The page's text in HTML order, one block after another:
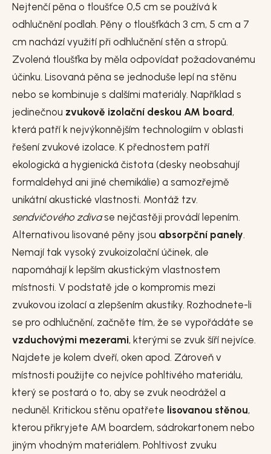
Nejtenčí pěna o tloušťce 0,5 cm se používá k
odhlučnění podlah. Pěny o tloušťkách 3 cm, 5 cm a 7
cm nachází využití při odhlučnění stěn a stropů.
Zvolená tloušťka by měla odpovídat požadovanému
účinku. Lisovaná pěna se jednoduše lepí na stěnu
nebo se kombinuje s dalšími materiály. Například s
jedinečnou zvukově izolační deskou AM board ,
která patří k nejvýkonnějším technologiím v oblasti
řešení zvukové izolace. K přednostem patří
ekologická a hygienická čistota (desky neobsahují
formaldehyd ani jiné chemikálie) a samozřejmě
unikátní akustické vlastnosti. Montáž tzv.
sendvičového zdivase nejčastěji provádí lepením.
Alternativou lisované pěny jsou absorpční panely.
Nemají tak vysoký zvukoizolační účinek, ale
napomáhají k lepším akustickým vlastnostem
místnosti. V podstatě jde o kompromis mezi
zvukovou izolací a zlepšením akustiky. Rozhodnete-li
se pro odhlučnění, začněte tím, že se vypořádáte se
vzduchovými mezerami, kterými se zvuk šíří nejvíce.
Najdete je kolem dveří, oken apod. Zároveň v
místnosti použijte co nejvíce pohltivého materiálu,
který se postará o to, aby se zvuk neodrážel a
neduněl. Kritickou stěnu opatřete lisovanou stěnou,
kterou přikryjete AM boardem, sádrokartonem nebo
jiným vhodným materiálem. Pohltivost zvuku